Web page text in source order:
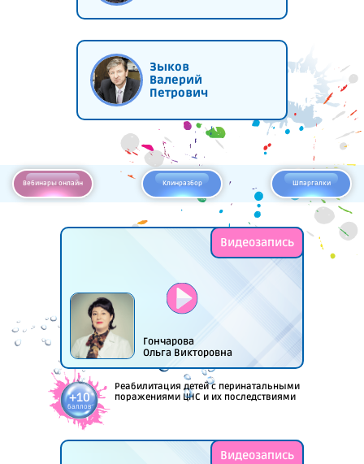
Зыков
Валерий
Петрович
Вебинары онлайн Клинразбор Шпаргалки
Видеозапись
Гончарова
Ольга Викторовна
+10
баллов
Реабилитация детей с перинатальными
поражениями ЦНС и их последствиями
Видеозапись